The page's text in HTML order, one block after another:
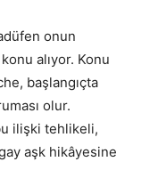
onun
alıyor. Konu
başlangıçta
olur.
ilişki tehlikeli,
aşk hikâyesine